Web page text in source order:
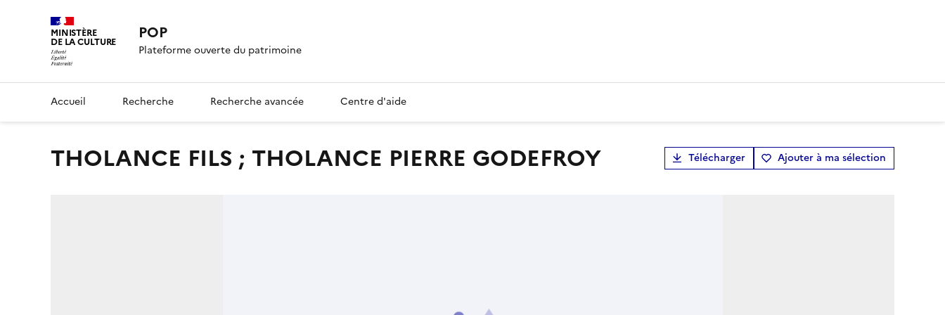
MINISTÈRE
DE LA CULTURE POP
Plateforme ouverte du patrimoine
Accueil Recherche Recherche avancée Centre d'aide
THOLANCE FILS ; THOLANCE PIERRE GODEFROY Télécharger Ajouter à ma sélection